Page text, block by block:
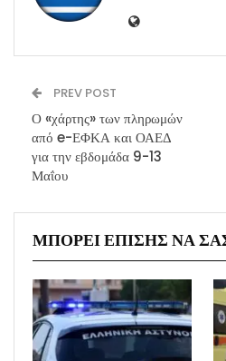
PREV POST
Ο «χάρτης» των πληρωμών
από e-ΕΦΚΑ και ΟΑΕΔ
για την εβδομάδα 9-13
Μαΐου
ΜΠΟΡΕΊ ΕΠΊΣΗΣ ΝΑ